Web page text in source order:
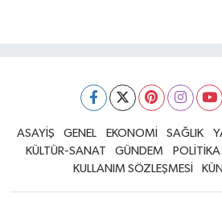
ASAYİŞ GENEL EKONOMİ SAĞLIK
KÜLTÜR-SANAT
GÜNDEM POLİTİKA
KULLANIM SÖZLEŞMESİ